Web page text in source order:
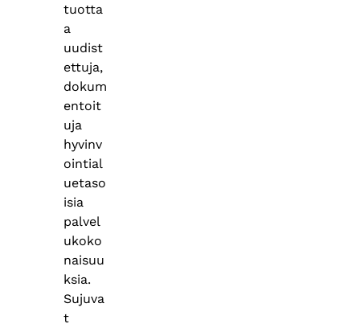
tuotta
a
uudist
ettuja,
dokum
entoit
uja
hyvinv
ointial
uetaso
isia
palvel
ukoko
naisuu
ksia.
Sujuva
t